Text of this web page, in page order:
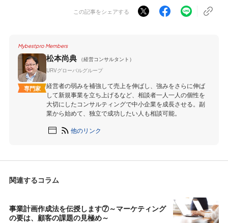
この記事をシェアする
Mybestpro Members
専門家
松本尚典
（経営コンサルタント）
URVグローバルグループ
経営者の弱みを補強して売上を伸ばし、強みをさらに伸ば
して新規事業を立ち上げるなど、相談者一人一人の個性を
大切にしたコンサルティングで中小企業を成長させる。副
業から始めて、独立で成功したい人も相談可能。
他のリンク
関連するコラム
事業計画作成法を伝授します⑦～マーケティング
の要は、顧客の課題の見極め～